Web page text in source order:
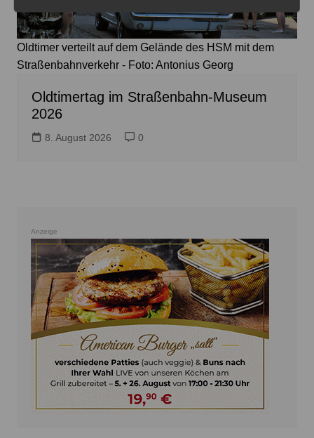
Oldtimer verteilt auf dem Gelände des HSM mit dem
Straßenbahnverkehr - Foto: Antonius Georg
Oldtimertag im Straßenbahn-Museum
2026
8. August 2026 0
Anzeige